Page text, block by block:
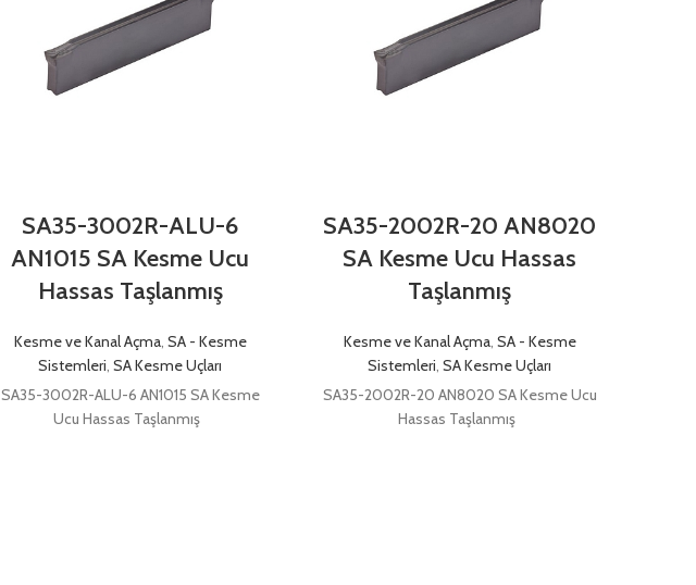
SA35-3002R-ALU-6
AN1015 SA Kesme Ucu
Hassas Taşlanmış
Kesme ve Kanal Açma, SA - Kesme
Sistemleri, SA Kesme Uçları
SA35-3002R-ALU-6 AN1015 SA Kesme
Ucu Hassas Taşlanmış
SA35-2002R-20 AN8020
SA Kesme Ucu Hassas
Taşlanmış
Kesme ve Kanal Açma, SA - Kesme
Sistemleri, SA Kesme Uçları
SA35-2002R-20 AN8020 SA Kesme Ucu
Hassas Taşlanmış